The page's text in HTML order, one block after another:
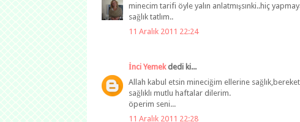
minecim tarifi öyle yalın anlatmışsınki..hiç
sağlık tatlım..
11 Aralık 2011 22:24
İnci Yemekdedi ki...
Allah kabul etsin mineciğim ellerine
sağlıklı mutlu haftalar dilerim.
öperim seni...
11 Aralık 2011 22:28